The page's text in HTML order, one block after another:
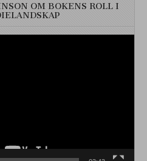
OM BOKENS ROLL I